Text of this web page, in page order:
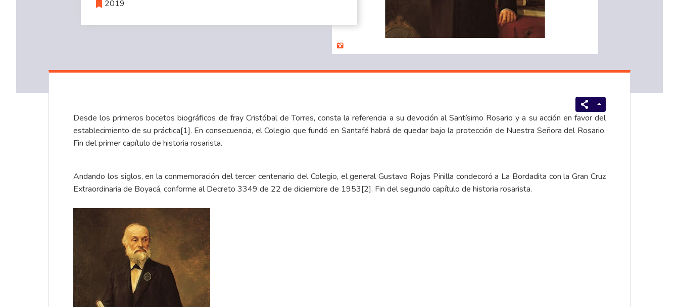
2019
Desde los primeros bocetos biográficos de fray Cristóbal de Torres, consta la referencia a su devoción al Santísimo Rosario y a su acción en favor del
establecimiento de su práctica[1]. En consecuencia, el Colegio que fundó en Santafé habrá de quedar bajo la protección de Nuestra Señora del Rosario.
Fin del primer capítulo de historia rosarista.
Andando los siglos, en la conmemoración del tercer centenario del Colegio, el general Gustavo Rojas Pinilla condecoró a La Bordadita con la Gran Cruz
Extraordinaria de Boyacá, conforme al Decreto 3349 de 22 de diciembre de 1953[2]. Fin del segundo capítulo de historia rosarista.